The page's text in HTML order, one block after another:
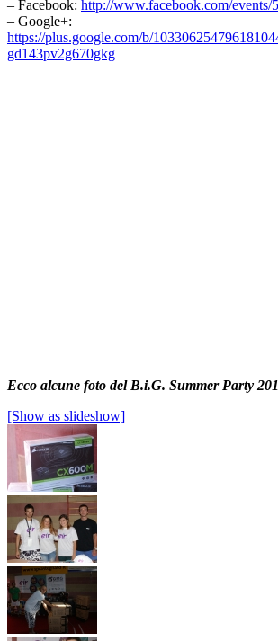
– Facebook: http://www.facebook.com/events/
– Google+:
https://plus.google.com/b/
gd143pv2g670gkg
Ecco alcune foto del B.i.G. Summer Party
[Show as slideshow]